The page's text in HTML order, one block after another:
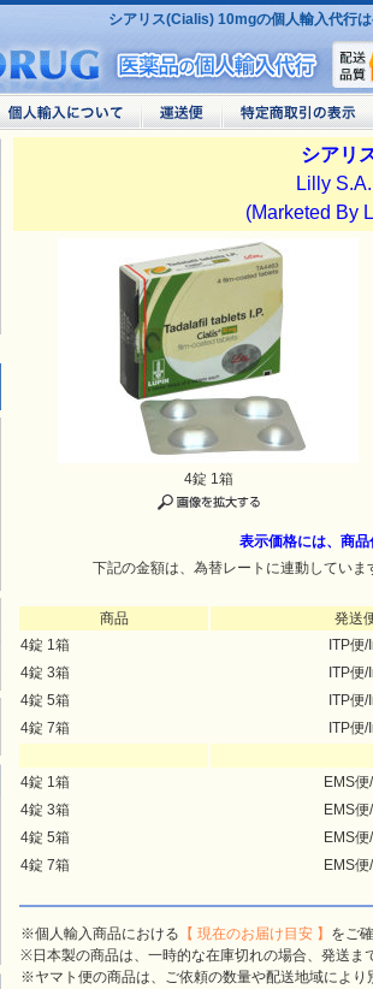
シアリス(Cialis) 10mgの個人輸入代行
シアリ
Lilly
(Marketed By
4錠 1箱
表示価格には、商品
下記の金額は、為替レートに連動していま
商品 発送
4錠 1箱
ITP便
4錠 3箱
ITP便
4錠 5箱
ITP便
4錠 7箱
ITP便
4錠 1箱 EMS
4錠 3箱
EMS
4錠 5箱
EMS
4錠 7箱
EMS
※個人輸入商品における 【 現在のお届け目安 】 をご
※日本製の商品は、一時的な在庫切れの場合、発送ま
※ヤマト便の商品は、ご依頼の数量や配送地域により